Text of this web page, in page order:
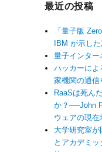
最近の投稿
「量子版
IBM が示し
量子インタ
ハッカーに
家機関の通
RaaSは死ん
か？──John
ウェアの現在
大学研究室
とアカデミ